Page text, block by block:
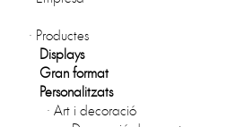
· Productes
Displays
Gran format
Personalitzats
· Art i decoració